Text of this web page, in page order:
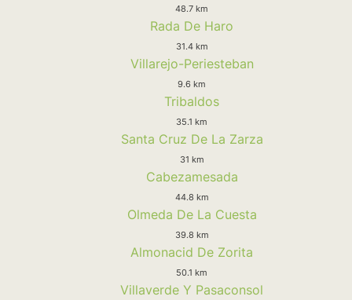
48.7 km
Rada De Haro
31.4 km
Villarejo-Periesteban
9.6 km
Tribaldos
35.1 km
Santa Cruz De La Zarza
31 km
Cabezamesada
44.8 km
Olmeda De La Cuesta
39.8 km
Almonacid De Zorita
50.1 km
Villaverde Y Pasaconsol